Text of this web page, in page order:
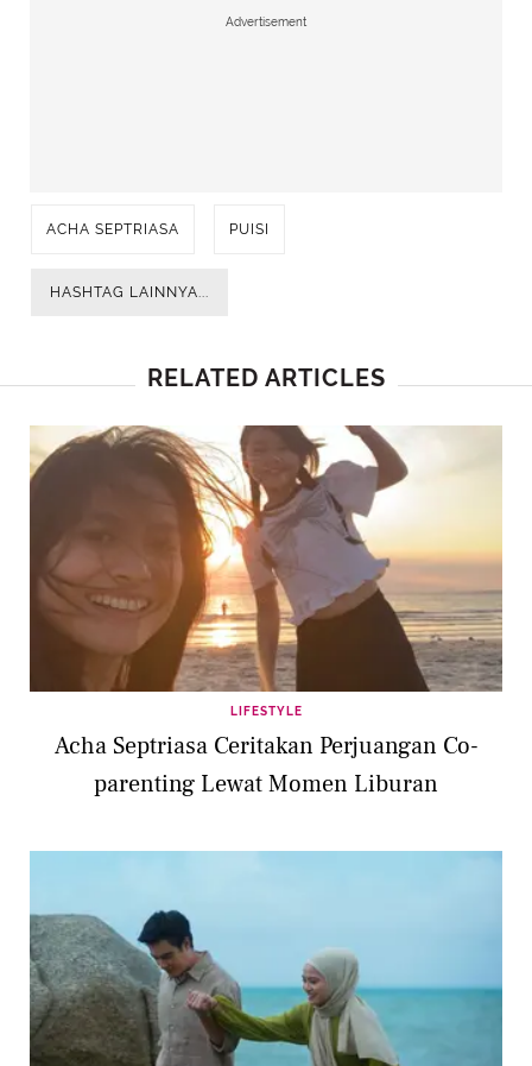
Advertisement
ACHA SEPTRIASA PUISI
HASHTAG LAINNYA...
RELATED ARTICLES
LIFESTYLE
Acha Septriasa Ceritakan Perjuangan Co-
parenting Lewat Momen Liburan